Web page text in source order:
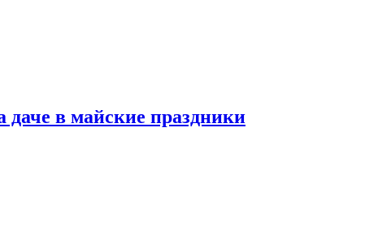
в майские праздники